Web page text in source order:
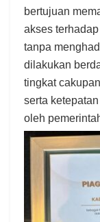
bertujuan
akses
tanpa
dilakukan
tingkat
serta
oleh